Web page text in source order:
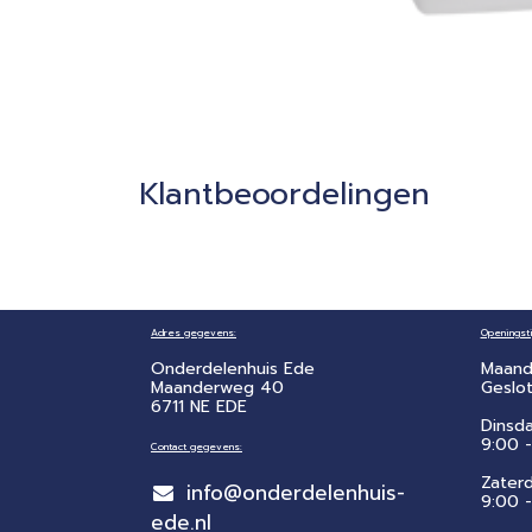
Klantbeoordelingen
Adres gegevens:
Onderdelenhuis Ede
Maanderweg 40
6711 NE EDE
Contact gegevens:
info@onderdelenhuis-
ede.nl
9:00
​9:00